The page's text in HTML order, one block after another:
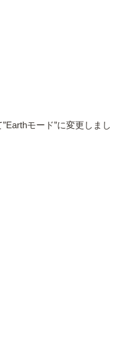
モード”に変更しまし